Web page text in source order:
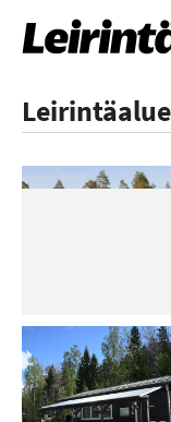
rannalla
pääsee
irti
arjesta
Lue